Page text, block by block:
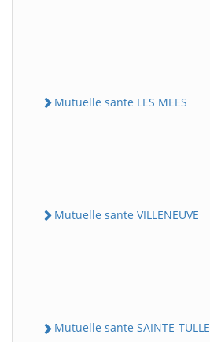
Mutuelle sante LES MEES
Mutuelle sante VILLENEUVE
Mutuelle sante SAINTE-TULLE